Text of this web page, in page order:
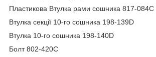
Пластикова Втулка рами сошника 817-084C
Втулка секції 10-го сошника 198-139D
Втулка 10-го сошника 198-140D
Болт 802-420C